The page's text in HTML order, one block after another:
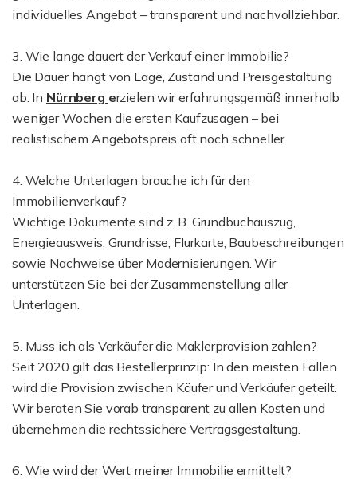
individuelles Angebot – transparent und nachvollziehbar.
3. Wie lange dauert der Verkauf einer Immobilie?
Die Dauer hängt von Lage, Zustand und Preisgestaltung
ab. In Nürnberg erzielen wir erfahrungsgemäß innerhalb
weniger Wochen die ersten Kaufzusagen – bei
realistischem Angebotspreis oft noch schneller.
4. Welche Unterlagen brauche ich für den
Immobilienverkauf?
Wichtige Dokumente sind z. B. Grundbuchauszug,
Energieausweis, Grundrisse, Flurkarte, Baubeschreibungen
sowie Nachweise über Modernisierungen. Wir
unterstützen Sie bei der Zusammenstellung aller
Unterlagen.
5. Muss ich als Verkäufer die Maklerprovision zahlen?
Seit 2020 gilt das Bestellerprinzip: In den meisten Fällen
wird die Provision zwischen Käufer und Verkäufer geteilt.
Wir beraten Sie vorab transparent zu allen Kosten und
übernehmen die rechtssichere Vertragsgestaltung.
6. Wie wird der Wert meiner Immobilie ermittelt?